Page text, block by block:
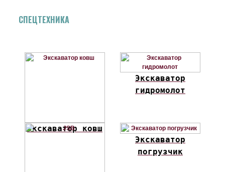
СПЕЦТЕХНИКА
Экскаватор ковш
Экскаватор
гидромолот
Экскаватор
погрузчик